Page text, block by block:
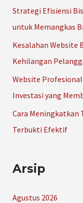
:
Strategi Efisiensi
untuk Memangkas
Kesalahan Website
Kehilangan
Website
Investasi yang
Cara Meningkatkan
Terbukti Efektif
Arsip
Agustus 2026